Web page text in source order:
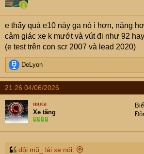
trong môi trường có độ ẩm cao, thậm
n
s
:
e thấy quả e10 này ga nó ì hơn, nặng
cảm giác xe k mướt và vút đi như 92
(e test trên con scr 2007 và lead 2020)
R
e
a
c
t
i
o
n
s
DeLyon
21:26 04/06/2026
muca
Xe tăng
đội mũ_ lái xe nói: